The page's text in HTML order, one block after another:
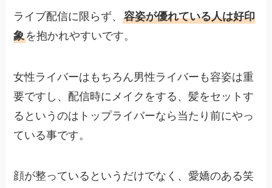
ライブ配信に限らず、容姿が優れている人は好印
象を抱かれやすいです。
女性ライバーはもちろん男性ライバーも容姿は重
要ですし、配信時にメイクをする、髪をセットす
るというのはトップライバーなら当たり前にやっ
ている事です。
顔が整っているというだけでなく、愛嬌のある笑